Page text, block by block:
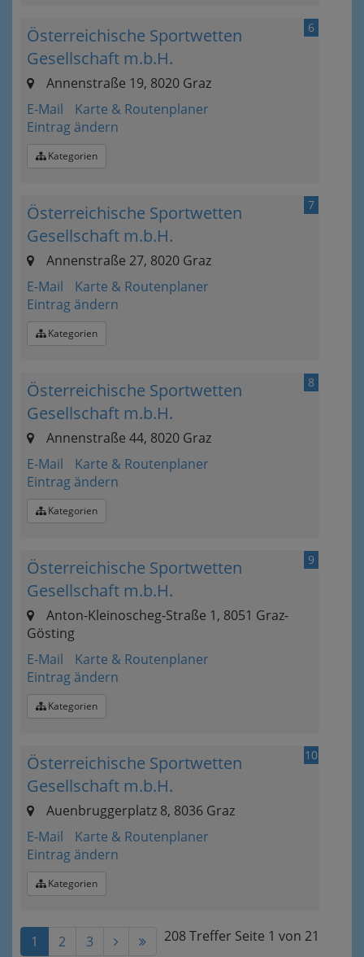
6
Österreichische Sportwetten
Gesellschaft m.b.H.
Annenstraße 19, 8020 Graz
E-Mail
Karte & Routenplaner
Eintrag ändern
Kategorien
7
Österreichische Sportwetten
Gesellschaft m.b.H.
Annenstraße 27, 8020 Graz
E-Mail
Karte & Routenplaner
Eintrag ändern
Kategorien
8
Österreichische Sportwetten
Gesellschaft m.b.H.
Annenstraße 44, 8020 Graz
E-Mail
Karte & Routenplaner
Eintrag ändern
Kategorien
9
Österreichische Sportwetten
Gesellschaft m.b.H.
Anton-Kleinoscheg-Straße 1, 8051 Graz-
Gösting
E-Mail
Karte & Routenplaner
Eintrag ändern
Kategorien
10
Österreichische Sportwetten
Gesellschaft m.b.H.
Auenbruggerplatz 8, 8036 Graz
E-Mail
Karte & Routenplaner
Eintrag ändern
Kategorien
208 Treffer Seite 1 von 21
1 2 3